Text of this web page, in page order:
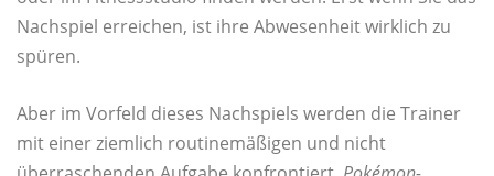
Nachspiel erreichen, ist ihre Abwesenheit wirklich zu
spüren.
Aber im Vorfeld dieses Nachspiels werden die Trainer
mit einer ziemlich routinemäßigen und nicht